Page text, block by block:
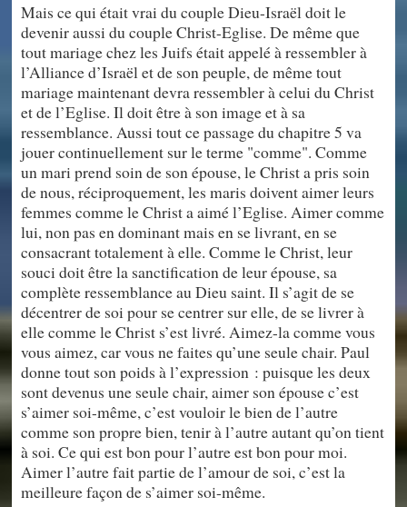
Mais ce qui était vrai du couple Dieu-Israël doit le
devenir aussi du couple Christ-Eglise. De même que
tout mariage chez les Juifs était appelé à ressembler à
l’Alliance d’Israël et de son peuple, de même tout
mariage maintenant devra ressembler à celui du Christ
et de l’Eglise. Il doit être à son image et à sa
ressemblance. Aussi tout ce passage du chapitre 5 va
jouer continuellement sur le terme "comme". Comme
un mari prend soin de son épouse, le Christ a pris soin
de nous, réciproquement, les maris doivent aimer leurs
femmes comme le Christ a aimé l’Eglise. Aimer comme
lui, non pas en dominant mais en se livrant, en se
consacrant totalement à elle. Comme le Christ, leur
souci doit être la sanctification de leur épouse, sa
complète ressemblance au Dieu saint. Il s’agit de se
décentrer de soi pour se centrer sur elle, de se livrer à
elle comme le Christ s’est livré. Aimez-la comme vous
vous aimez, car vous ne faites qu’une seule chair. Paul
donne tout son poids à l’expression : puisque les deux
sont devenus une seule chair, aimer son épouse c’est
s’aimer soi-même, c’est vouloir le bien de l’autre
comme son propre bien, tenir à l’autre autant qu’on tient
à soi. Ce qui est bon pour l’autre est bon pour moi.
Aimer l’autre fait partie de l’amour de soi, c’est la
meilleure façon de s’aimer soi-même.